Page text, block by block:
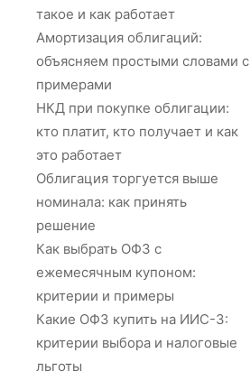
такое и как работает
Амортизация облигаций:
объясняем простыми словами с
примерами
НКД при покупке облигации:
кто платит, кто получает и как
это работает
Облигация торгуется выше
номинала: как принять
решение
Как выбрать ОФЗ с
ежемесячным купоном:
критерии и примеры
Какие ОФЗ купить на ИИС-3:
критерии выбора и налоговые
льготы